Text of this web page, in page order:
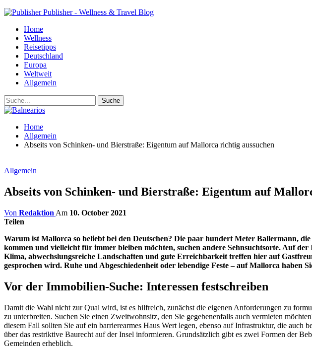
Publisher - Wellness & Travel Blog
Home
Wellness
Reisetipps
Deutschland
Europa
Weltweit
Allgemein
Home
Allgemein
Abseits von Schinken- und Bierstraße: Eigentum auf Mallorca richtig aussuchen
Allgemein
Abseits von Schinken- und Bierstraße: Eigentum auf
Von Redaktion Am 10. October 2021
Teilen
Warum ist Mallorca so beliebt bei den Deutschen? Die paar hundert Meter Ballermann,
kommen und vielleicht für immer bleiben möchten, suchen andere Sehnsuchtsorte. Auf
Klima, abwechslungsreiche Landschaften und gute Erreichbarkeit treffen hier auf
gesprochen wird. Ruhe und Abgeschiedenheit oder lebendige Feste – auf Mallorca haben
Vor der Immobilien-Suche: Interessen festschreiben
Damit die Wahl nicht zur Qual wird, ist es hilfreich, zunächst die eigenen Anforderungen zu
zu unterbreiten. Suchen Sie einen Zweitwohnsitz, den Sie gegebenenfalls auch vermieten
diesem Fall sollten Sie auf ein barrierearmes Haus Wert legen, ebenso auf Infrastruktur, die
über das restriktive Baurecht auf der Insel informieren. Grundsätzlich gibt es zwei Formen der
Gemeinden erheblich.